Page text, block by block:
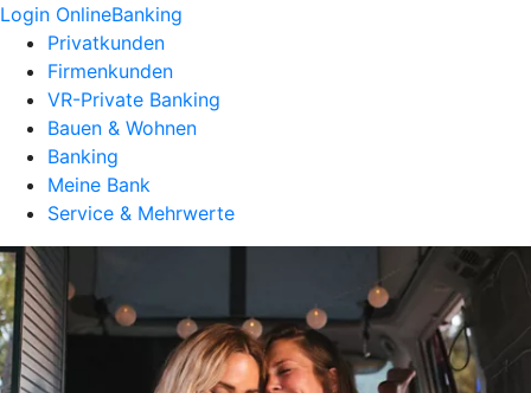
Login OnlineBanking
Privatkunden
Firmenkunden
VR-Private Banking
Bauen & Wohnen
Banking
Meine Bank
Service & Mehrwerte